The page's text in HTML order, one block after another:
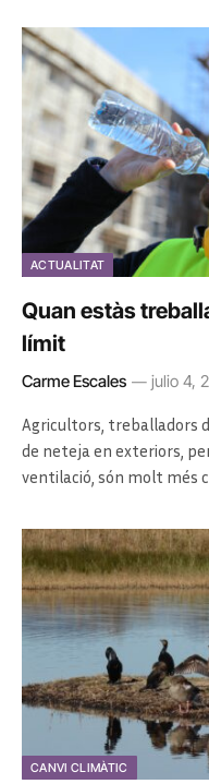
ACTUALITAT
Quan estàs
límit
Carme Escales julio 4,
Agricultors, treballadors
de neteja en exteriors,
ventilació, són molt més
CANVI CLIMÀTIC